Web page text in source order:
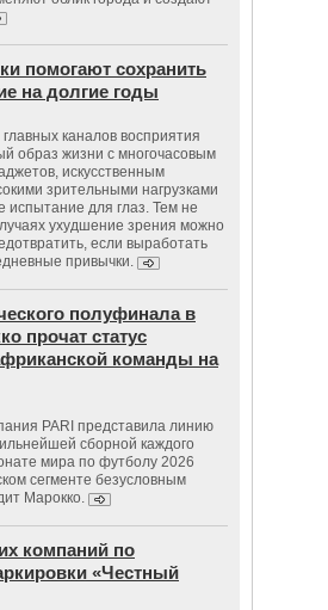
помогают сохранить
на долгие годы
каналов восприятия
образ жизни с многочасовым
искусственным
зрительными нагрузками
испытание для глаз. Тем не
ухудшение зрения можно
если выработать
привычки.
полуфинала в
прочат статус
команды на
PARI представила линию
сборной каждого
мира по футболу 2026
сегменте безусловным
Марокко.
компаний по
«Честный